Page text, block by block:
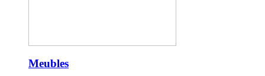
Meubles